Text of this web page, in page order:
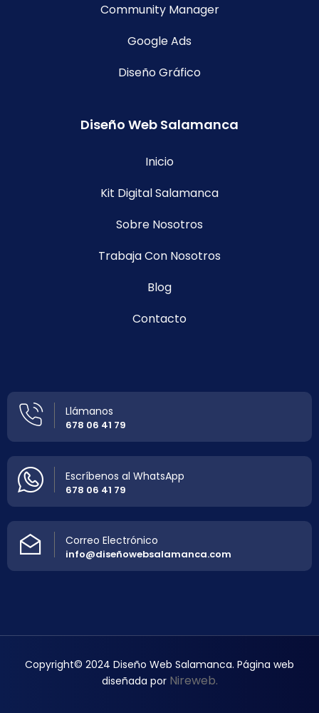
Community Manager
Google Ads
Diseño Gráfico
Diseño Web Salamanca
Inicio
Kit Digital Salamanca
Sobre Nosotros
Trabaja Con Nosotros
Blog
Contacto
Llámanos
678 06 41 79
Escríbenos al WhatsApp
678 06 41 79
Correo Electrónico
info@diseñowebsalamanca.com
Copyright© 2024 Diseño Web Salamanca. Página web
diseñada por Nireweb.